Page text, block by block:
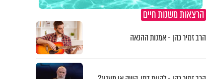
הרצאות משנות חיים
הרב זמיר כהן - אמנות ההנאה